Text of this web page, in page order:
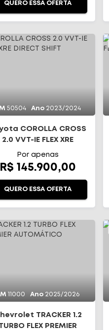
QUERO ESSA OFERTA
50504 Ano 2023/2024
COROLLA CROSS
2.0 VVT-IE FLEX XRE
DIRECT SHIFT
Por apenas
R$ 145.900,00
QUERO ESSA OFERTA
11000 Ano 2025/2026
TRACKER 1.2
FLEX PREMIER